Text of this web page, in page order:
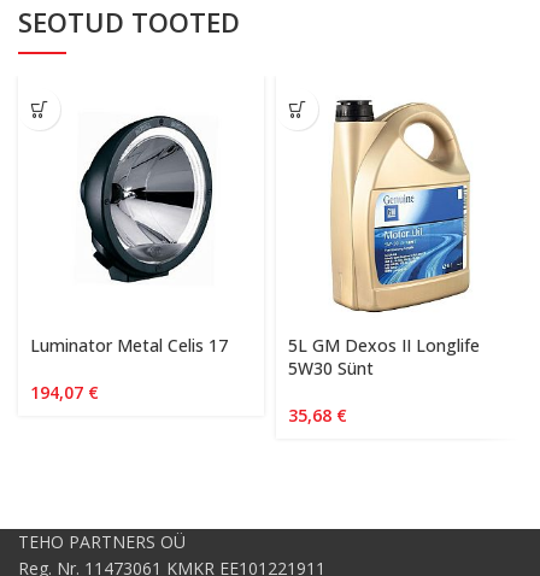
SEOTUD TOOTED
Luminator Metal Celis 17
194,07 €
5L GM Dexos II Longlife
5W30 Sünt
35,68 €
TEHO PARTNERS OÜ
Reg. Nr. 11473061 KMKR EE101221911